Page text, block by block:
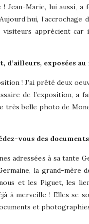
! Jean-Marie, lui aussi,
visiteurs apprécient
d’ailleurs, exposées
! J’ai prêté deux
de l’exposition, a
très belle photo de
vous des
adressées à sa tante
la grand-mère
et les Piguet, les
à merveille ! Elles se
et